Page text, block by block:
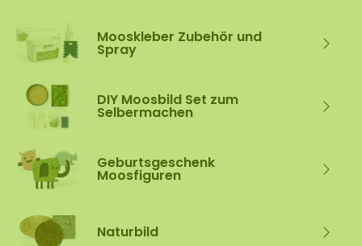
Mooskleber Zubehör und
Spray
DIY Moosbild Set zum
Selbermachen
Geburtsgeschenk
Moosfiguren
Naturbild